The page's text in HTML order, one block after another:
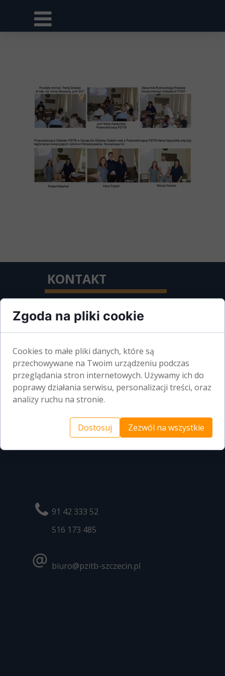
KONTAKT
PZITB O/SZCZECIN
70-483 SZCZECIN
BIURO CZYNNE:
PONIEDZIAŁEK-PIĄTEK
7.00 - 14.00
91 42 333 52
516 173 485
biuro@pzitb-szczecin.pl
Zgoda na pliki cookie
Cookies to małe pliki danych, które są
przechowywane na Twoim urządzeniu podczas
przeglądania stron internetowych. Używamy ich do
poprawy działania serwisu, personalizacji treści, oraz
analizy ruchu na stronie.
Dostosuj Zezwól na wszystkie